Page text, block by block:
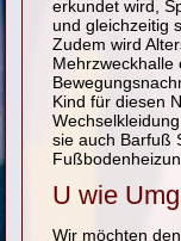
erkundet wird,
und gleichzeitig
Zudem wird
Kind für diesen
sie auch Barfuß
U wie
Wir möchten